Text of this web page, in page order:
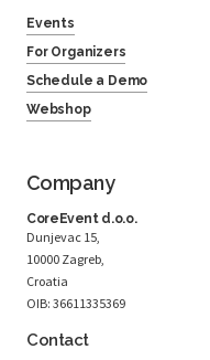
Events
For Organizers
Schedule a Demo
Webshop
Company
CoreEvent d.o.o.
Dunjevac 15,
10000 Zagreb,
Croatia
OIB: 36611335369
Contact